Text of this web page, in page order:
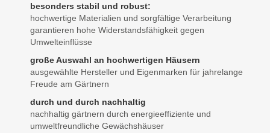
besonders stabil und robust:
hochwertige Materialien und sorgfältige Verarbeitung
garantieren hohe Widerstandsfähigkeit gegen
Umwelteinflüsse
große Auswahl an hochwertigen Häusern
ausgewählte Hersteller und Eigenmarken für jahrelange
Freude am Gärtnern
durch und durch nachhaltig
nachhaltig gärtnern durch energieeffiziente und
umweltfreundliche Gewächshäuser